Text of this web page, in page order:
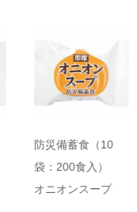
防災備蓄食（10
袋：200食入）
オニオンスープ